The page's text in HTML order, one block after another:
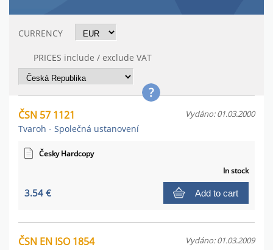
CURRENCY
PRICES include / exclude VAT
ČSN 57 1121
Tvaroh - Společná ustanovení
Vydáno: 01.03.2000
Česky Hardcopy
In stock
3.54 € Add to cart
ČSN EN ISO 1854 Vydáno: 01.03.2009